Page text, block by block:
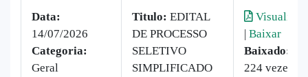
Data:
14/07/2026
Categoria:
Geral
Titulo: EDITAL
DE PROCESSO
SELETIVO
SIMPLIFICADO
Visualizar
| Baixar
Baixado:
224 vezes